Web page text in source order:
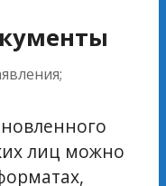
лиц можно